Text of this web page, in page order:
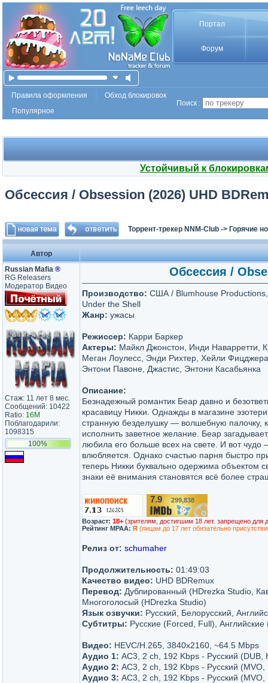
Портал
Форум
Правила оформления
Обход блокировок
Популярное
Поиск :
Устойчивый к
Обсессия / Obsession (2026) UHD
Торрент-трекер NNM-Club -> Горячие
Автор
Russian Mafia ®
RG Releasers
Модератор Видео
Стаж: 11 лет 8 мес.
Сообщений: 10422
Ratio: 16M
Поблагодарили:
1098315
100%
Обсессия /
Производство: США / Blumhouse
Under the Shell
Жанр: ужасы
Режиссер: Карри Баркер
Актеры: Майкл Джонстон, Инди Наварретти,
Меган Лоулесс, Энди Рихтер, Хейли
Энтони Павоне, Джастис, Энтони Касабьянка
Описание:
Безнадежный романтик Беар давно и
красавицу Никки. Однажды в магазине
странную безделушку — волшебную палочку,
исполнить заветное желание. Беар
любила его больше всех на свете. И вот чудо
влюбляется. Однако счастью парня быстро
теперь Никки буквально одержима объектом
знаки её внимания становятся всё более
7.9 299,838
Возраст: 18+ (зрителям, достигшим 18 лет. запрещено для
Рейтинг MPAA: R (лицам до 17 лет обязательно
Релиз от: schumaher
Продолжительность: 01:49:03
Качество видео: UHD BDRemux
Перевод: Дублированный (HDrezka Studio,
Многоголосый (HDrezka Studio)
Язык озвучки: Русский, Белорусский,
Субтитры: Русские (Forced, Full), Английские
Видео: HEVC/H.265, 3840x2160, ~64.5 Mbps
Аудио 1: AC3, 2 ch, 192 Kbps - Русский
Аудио 2: AC3, 2 ch, 192 Kbps - Русский
Аудио 3: AC3, 2 ch, 192 Kbps - Русский